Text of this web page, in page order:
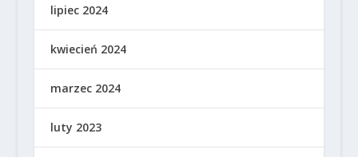
lipiec 2024
kwiecień 2024
marzec 2024
luty 2023